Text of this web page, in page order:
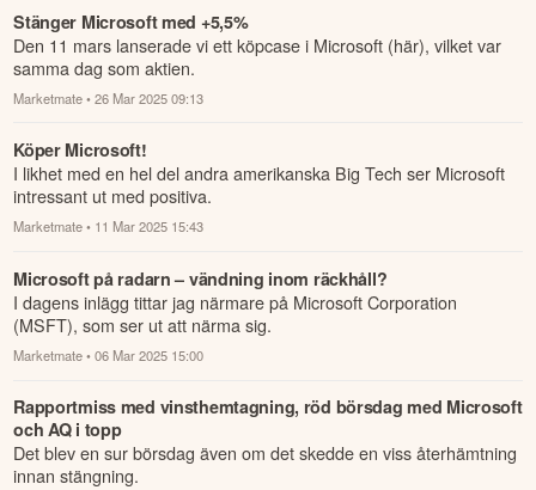
Stänger Microsoft med +5,5%
Den 11 mars lanserade vi ett köpcase i Microsoft (här), vilket var
samma dag som aktien.
Marketmate • 26 Mar 2025 09:13
Köper Microsoft!
I likhet med en hel del andra amerikanska Big Tech ser Microsoft
intressant ut med positiva.
Marketmate • 11 Mar 2025 15:43
Microsoft på radarn – vändning inom räckhåll?
I dagens inlägg tittar jag närmare på Microsoft Corporation
(MSFT), som ser ut att närma sig.
Marketmate • 06 Mar 2025 15:00
Rapportmiss med vinsthemtagning, röd börsdag med Microsoft
och AQ i topp
Det blev en sur börsdag även om det skedde en viss återhämtning
innan stängning.